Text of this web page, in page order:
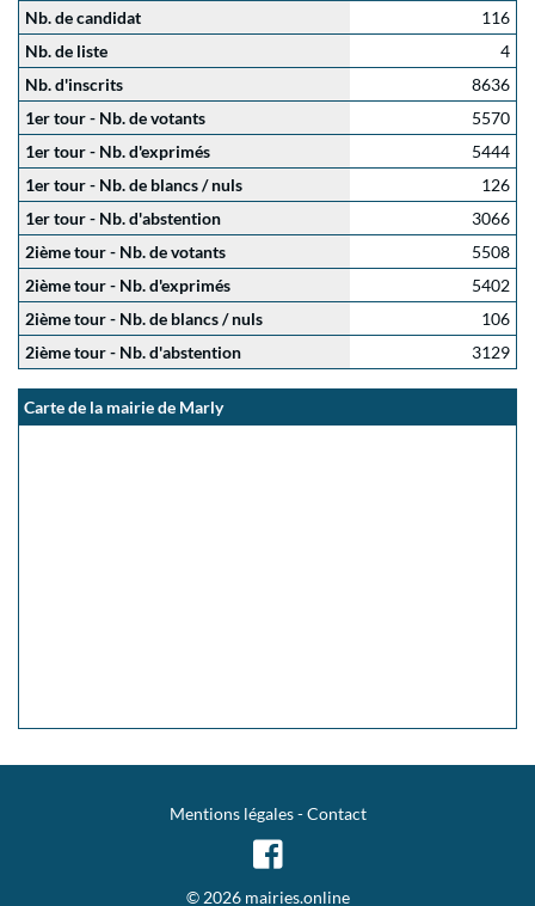
Nb. de candidat
116
Nb. de liste
4
Nb. d'inscrits
8636
1er tour - Nb. de votants
5570
1er tour - Nb. d'exprimés
5444
1er tour - Nb. de blancs / nuls
126
1er tour - Nb. d'abstention
3066
2ième tour - Nb. de votants
5508
2ième tour - Nb. d'exprimés
5402
2ième tour - Nb. de blancs / nuls
106
2ième tour - Nb. d'abstention
3129
Carte de la mairie de Marly
Mentions légales-Contact
© 2026 mairies.online